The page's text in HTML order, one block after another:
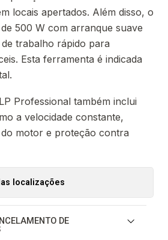
locais apertados. Além disso, o
500 W com arranque suave
trabalho rápido para
Esta ferramenta é indicada
Professional também inclui
a velocidade constante,
motor e proteção contra
localizações
DE